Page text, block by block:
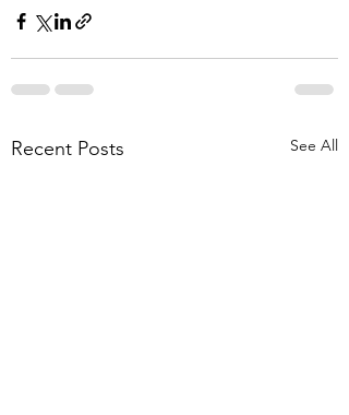
Recent Posts See All